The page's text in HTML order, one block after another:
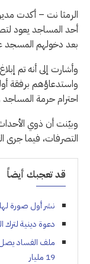
الرمثا نت – أكدت
أحد المساجد يعود
بعد دخولهم المسجد
وأشارت إلى أنه تم
واستدعاؤهم برفقة
احترام حرمة المساجد
وبيّنت أن ذوي
التصرفات، فيما جرى
قد تعجبك أيضاً
نشر أول صورة
دعوة دينية لترك
ملف الفساد يصل
19 مليار